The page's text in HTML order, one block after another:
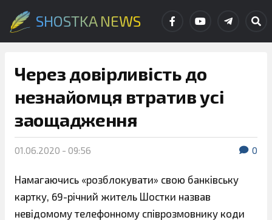
SHOSTKA NEWS
Через довірливість до
незнайомця втратив усі
заощадження
01.06.2020 - 09:56 0
Намагаючись «розблокувати» свою банківську
картку, 69-річний житель Шостки назвав
невідомому телефонному співрозмовнику коди